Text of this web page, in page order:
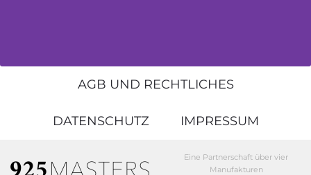
AGB UND RECHTLICHES
DATENSCHUTZ IMPRESSUM
Eine Partnerschaft über vier
Manufakturen